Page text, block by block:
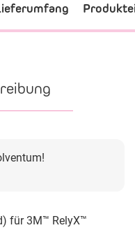
für 3M™ RelyX™